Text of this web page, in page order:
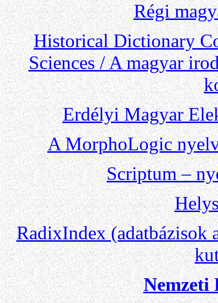
Régi
Historical Dictionary
Sciences /A magyar
Erdélyi Magyar
A MorphoLogic
Scriptum –
RadixIndex (adatbázisok
Nemzeti